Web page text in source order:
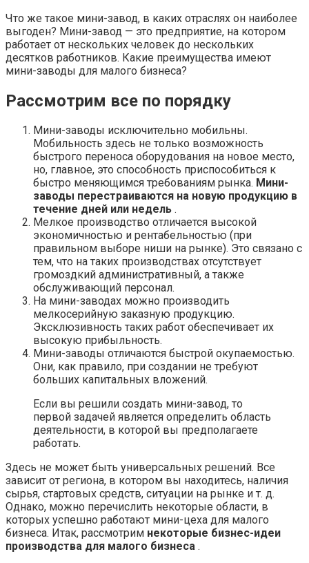
Что же такое мини-завод, в каких отраслях он наиболее
выгоден? Мини-завод — это предприятие, на котором
работает от нескольких человек до нескольких
десятков работников. Какие преимущества имеют
мини-заводы для малого бизнеса?
Рассмотрим все по порядку
Мини-заводы исключительно мобильны.
Мобильность здесь не только возможность
быстрого переноса оборудования на новое место,
но, главное, это способность приспособиться к
быстро меняющимся требованиям рынка. Мини-
заводы перестраиваются на новую продукцию в
течение дней или недель .
Мелкое производство отличается высокой
экономичностью и рентабельностью (при
правильном выборе ниши на рынке). Это связано с
тем, что на таких производствах отсутствует
громоздкий административный, а также
обслуживающий персонал.
На мини-заводах можно производить
мелкосерийную заказную продукцию.
Эксклюзивность таких работ обеспечивает их
высокую прибыльность.
Мини-заводы отличаются быстрой окупаемостью.
Они, как правило, при создании не требуют
больших капитальных вложений.
Если вы решили создать мини-завод, то
первой задачей является определить область
деятельности, в которой вы предполагаете
работать.
Здесь не может быть универсальных решений. Все
зависит от региона, в котором вы находитесь, наличия
сырья, стартовых средств, ситуации на рынке и т. д.
Однако, можно перечислить некоторые области, в
которых успешно работают мини-цеха для малого
бизнеса. Итак, рассмотрим некоторые бизнес-идеи
производства для малого бизнеса .